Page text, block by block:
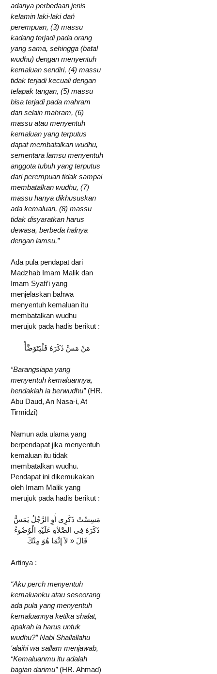
adanya perbedaan jenis
kelamin laki-laki dań
perempuan, (3) massu
kadang terjadi pada orang
yang sama, sehingga (batal
wudhu) dengan menyentuh
kemaluan sendiri, (4) massu
tidak terjadi kecuali dengan
telapak tangan, (5) massu
bisa terjadi pada mahram
dan selain mahram, (6)
massu atau menyentuh
kemaluan yang terputus
dapat membatalkan wudhu,
sementara lamsu menyentuh
anggota tubuh yang terputus
dari perempuan tidak sampai
membatalkan wudhu, (7)
massu hanya dikhususkan
ada kemaluan, (8) massu
tidak disyaratkan harus
dewasa, berbeda halnya
dengan lamsu,”
Ada pula pendapat dari
Madzhab Imam Malik dan
Imam Syafi’i yang
menjelaskan bahwa
menyentuh kemaluan itu
membatalkan wudhu
merujuk pada hadis berikut :
مَنْ مَسَّ ذَكَرَهُ فَلْيَتَوَضَّأْ
“Barangsiapa yang
menyentuh kemaluannya,
hendaklah ia berwudhu” (HR.
Abu Daud, An Nasa-i, At
Tirmidzi)
Namun ada ulama yang
berpendapat jika menyentuh
kemaluan itu tidak
membatalkan wudhu.
Pendapat ini dikemukakan
oleh Imam Malik yang
merujuk pada hadis berikut :
مَسِسْتُ ذَكَرِى أَوِ الرَّجُلُ يَمَسُّ
ذَكَرَهُ فِى الصَّلاَةِ عَلَيْهِ الْوُضُوءُ
قَالَ « لاَ إِنَّمَا هُوَ مِنْكَ
Artinya :
“Aku perch menyentuh
kemaluanku atau seseorang
ada pula yang menyentuh
kemaluannya ketika shalat,
apakah ia harus untuk
wudhu?” Nabi Shallallahu
‘alaihi wa sallam menjawab,
“Kemaluanmu itu adalah
bagian darimu” (HR. Ahmad)